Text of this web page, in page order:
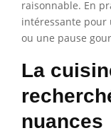
raisonnable. En
intéressante pour
ou une pause
La
nuances